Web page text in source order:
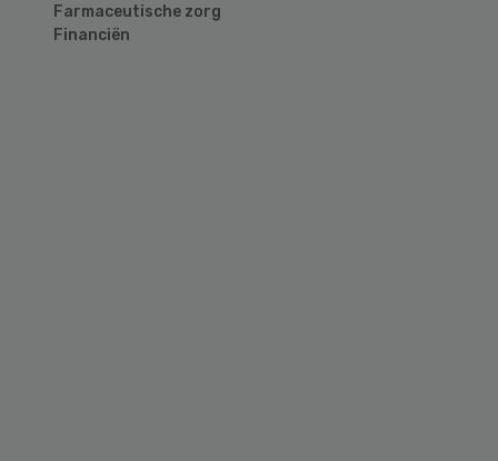
Farmaceutische zorg
Financiën